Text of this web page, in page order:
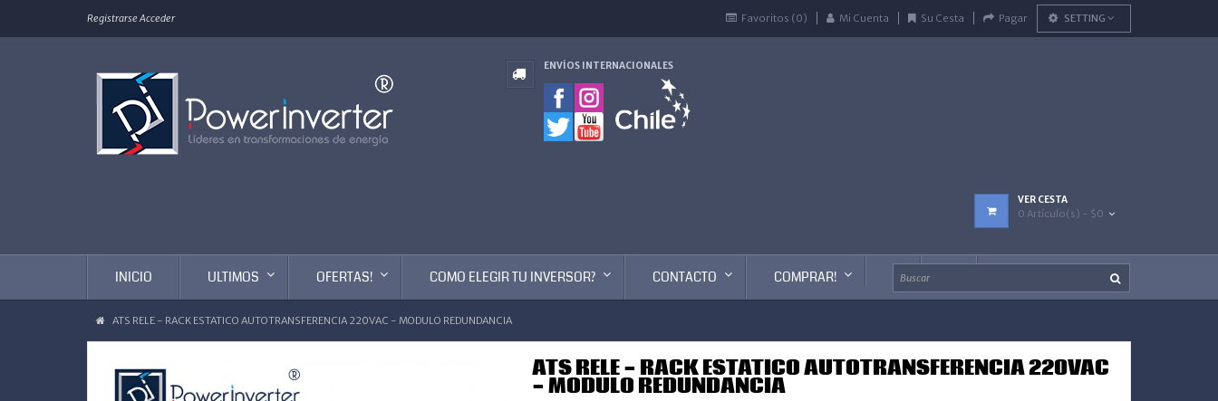
Registrarse Acceder Favoritos (0) Mi Cuenta Su Cesta Pagar SETTING
ENVÍOS INTERNACIONALES
VER CESTA
0 Artículo(s) - $0
INICIO ULTIMOS OFERTAS! COMO ELEGIR TU INVERSOR? CONTACTO COMPRAR!
ATS RELE - RACK ESTATICO AUTOTRANSFERENCIA 220VAC - MODULO REDUNDANCIA
ATS RELE - RACK ESTATICO AUTOTRANSFERENCIA 220VAC
- MODULO REDUNDANCIA